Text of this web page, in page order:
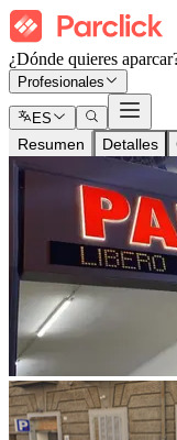
¿Dónde quieres
Profesionales
ES
Resumen Detalles